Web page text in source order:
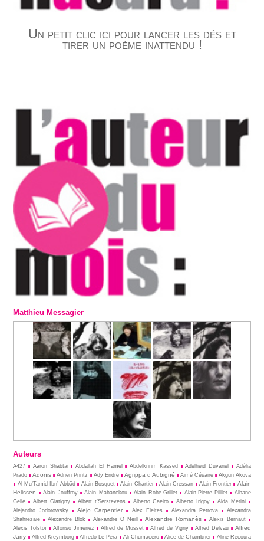
Un petit clic ici pour lancer les dés et
tirer un poème inattendu !
Matthieu Messagier
Auteurs
A427 Aaron Shabtai Abdallah El Hamel Abdelkrinm Kassed Adelheid Duvanel
Adélia
Prado
Adonis Adrien Printz Ady Endre Agrippa d Aubigné Aimé Césaire
Akgün Akova
Al-Mu’Tamid Ibn’ Abbâd
Alain Bosquet Alain Chartier Alain Cressan Alain Frontier
Alain
Helissen
Alain Jouffroy Alain Mabanckou Alain Robe-Grillet Alain-Pierre Pilllet
Albane
Gellé
Albert Glatigny Albert t’Serstevens Alberto Caeiro Alberto Irigoy
Alda Merini
Alejandro Jodorowsky
Alejo Carpentier Alex Fleites Alexandra Petrova
Alexandra
Shahrezaie
Alexandre Blok Alexandre O Neill Alexandre Romanès
Alexis Bernaut
Alexis Tolstoï
Alfonso Jimenez Alfred de Musset Alfred de Vigny Alfred Delvau
Alfred
Jarry
Alfred Kreymborg Alfredo Le Pera Ali Chumacero Alice de Chambrier
Aline Recoura